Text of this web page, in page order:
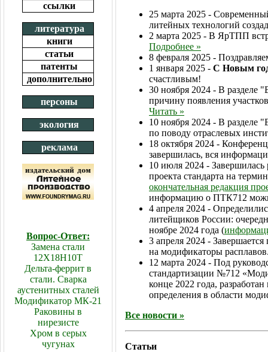
ссылки
литература
книги
статьи
патенты
дополнительно
персоны
экология
реклама
Вопрос-Ответ:
Замена стали
12Х18Н10Т
Дельта-феррит в
стали. Сварка
аустенитных сталей
Модификатор МК-21
Раковины в
нирезисте
Хром в серых
чугунах
25 марта 2025 -
литейных технологий
2 марта 2025 - В ЯрТПП
Подробнее »
8 февраля 2025 -
1 января 2025 - С Новым
счастливым!
30 ноября 2024 - В разделе
причину появления
Читать »
10 ноября 2024 - В разделе
по поводу отраслевых
18 октября 2024 -
завершилась, вся
10 июля 2024 - Завершилась
проекта стандарта на
окончательная редакция
информацию о ПТК712
4 апреля 2024 -
литейщиков России:
ноябре 2024 года (
3 апреля 2024 -
на модификаторы
12 марта 2024 - Под
стандартизации №712
конце 2022 года,
определения в области
Все новости »
Статьи